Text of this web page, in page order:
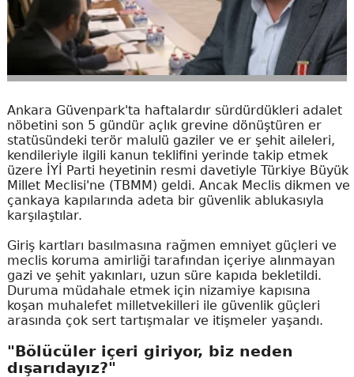
Ankara Güvenpark'ta haftalardır sürdürdükleri adalet
nöbetini son 5 gündür açlık grevine dönüştüren er
statüsündeki terör malulü gaziler ve er şehit aileleri,
kendileriyle ilgili kanun teklifini yerinde takip etmek
üzere İYİ Parti heyetinin resmi davetiyle Türkiye Büyük
Millet Meclisi'ne (TBMM) geldi. Ancak Meclis dikmen ve
çankaya kapılarında adeta bir güvenlik ablukasıyla
karşılaştılar.
Giriş kartları basılmasına rağmen emniyet güçleri ve
meclis koruma amirliği tarafından içeriye alınmayan
gazi ve şehit yakınları, uzun süre kapıda bekletildi.
Duruma müdahale etmek için nizamiye kapısına
koşan muhalefet milletvekilleri ile güvenlik güçleri
arasında çok sert tartışmalar ve itişmeler yaşandı.
"Bölücüler içeri giriyor, biz neden
dışarıdayız?"